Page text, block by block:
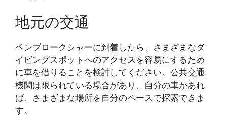
地元の交通
ペンブロークシャーに到着したら、さまざまなダ
イビングスポットへのアクセスを容易にするため
に車を借りることを検討してください。公共交通
機関は限られている場合があり、自分の車があれ
ば、さまざまな場所を自分のペースで探索できま
す。